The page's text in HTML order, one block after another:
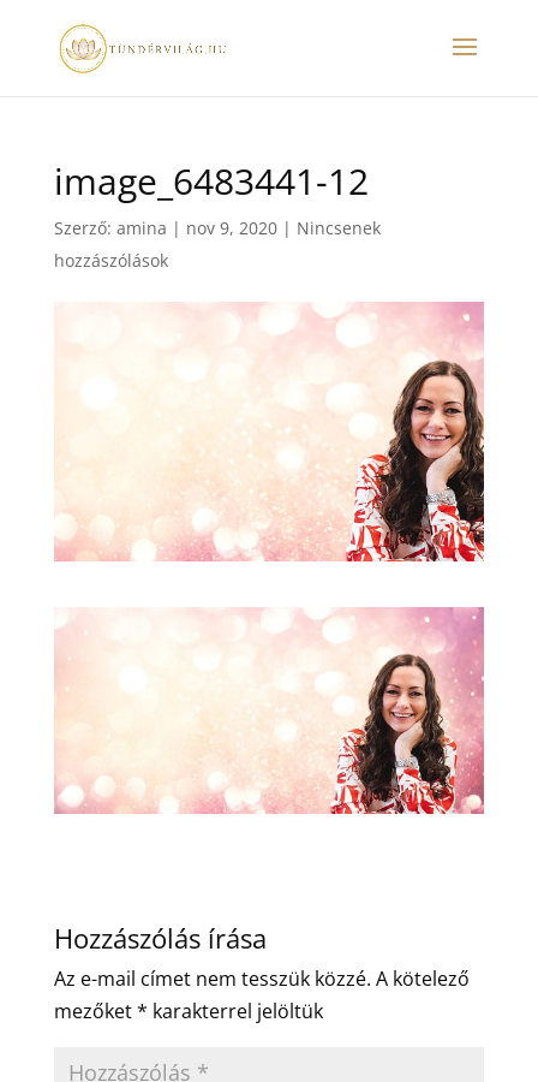
image_6483441-12
Szerző: amina | nov 9, 2020| Nincsenek
hozzászólások
Hozzászólás írása
Az e-mail címet nem tesszük közzé. A kötelező
mezőket* karakterrel jelöltük